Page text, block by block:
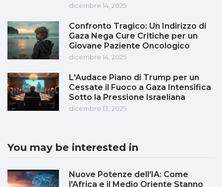
dicembre 14, 2025
Confronto Tragico: Un Indirizzo di
Gaza Nega Cure Critiche per un
Giovane Paziente Oncologico
dicembre 14, 2025
L'Audace Piano di Trump per un
Cessate il Fuoco a Gaza Intensifica
Sotto la Pressione Israeliana
dicembre 13, 2025
You may be interested in
Nuove Potenze dell'IA: Come
l'Africa e il Medio Oriente Stanno